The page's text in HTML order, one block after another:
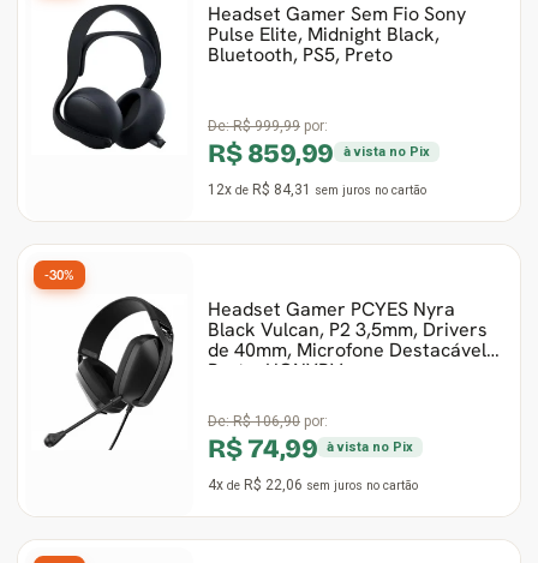
Headset Gamer Sem Fio Sony
Pulse Elite, Midnight Black,
Bluetooth, PS5, Preto
De:R$ 999,99 por:
R$ 859,99 à vista no Pix
12x de R$ 84,31 sem juros no cartão
Headset Gamer PCYES Nyra
Black Vulcan, P2 3,5mm, Drivers
de 40mm, Microfone Destacável,
Preto, HGNYBV
De:R$ 106,90 por:
R$ 74,99 à vista no Pix
4x de R$ 22,06 sem juros no cartão
-30%